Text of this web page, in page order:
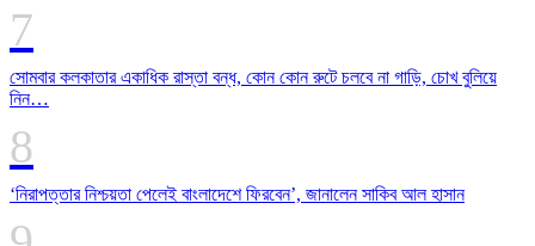
সোমবার কলকাতার একাধিক রাস্তা বন্ধ, কোন কোন রুটে চলবে না গাড়ি, চোখ বুলিয়ে
নিন…
‘নিরাপত্তার নিশ্চয়তা পেলেই বাংলাদেশে ফিরবেন’, জানালেন সাকিব আল হাসান